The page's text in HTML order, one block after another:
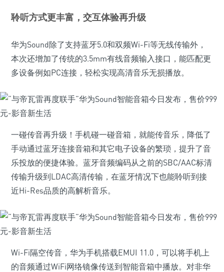
聆听方式更丰富，交互体验再升级
华为Sound除了支持蓝牙5.0和双频Wi-Fi等无线传输外，
本次还增加了传统的3.5mm有线音频输入接口，能匹配更
多设备例如PC连接，轻松实现高清音乐无损播放。
一碰传音再升级！手机碰一碰音箱，就能传音乐，降低了
手动通过蓝牙连接音箱和其它电子设备的繁琐，提升了音
乐投放的便捷体验。蓝牙音频编码从之前的SBC/AAC标清
传输升级到LDAC高清传输，在蓝牙情况下也能聆听到接
近Hi-Res品质的高解析音乐。
Wi-Fi隔空传音，华为手机搭载EMUI 11.0，可以将手机上
的音频通过WiFi网络镜像传送到智能音箱中播放。对非华